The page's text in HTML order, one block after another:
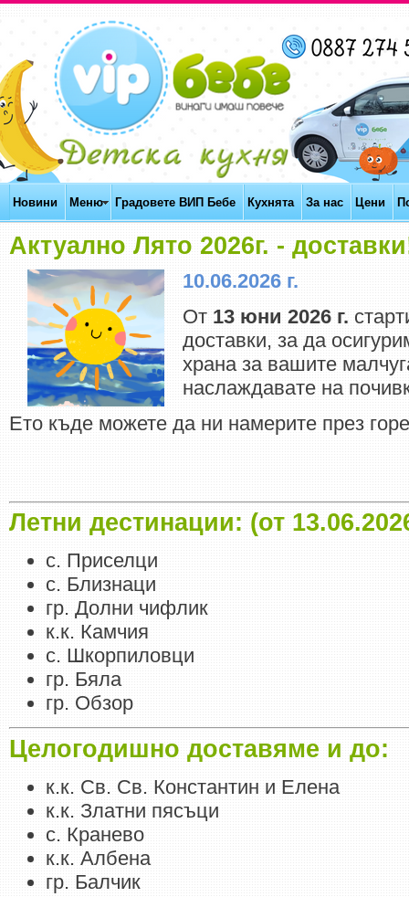
Новини Меню Градовете ВИП Бебе Кухнята За нас Цени
Актуално Лято 2026г. -
10.06.2026 г.
От 13 юни 2026 г.
доставки, за да
храна за вашите
наслаждавате на
Ето къде можете да ни намерите през
Летни дестинации: (от
с. Приселци
с. Близнаци
гр. Долни чифлик
к.к. Камчия
с. Шкорпиловци
гр. Бяла
гр. Обзор
Целогодишно доставяме и до:
к.к. Св. Св. Константин и Елена
к.к. Златни пясъци
с. Кранево
к.к. Албена
гр. Балчик